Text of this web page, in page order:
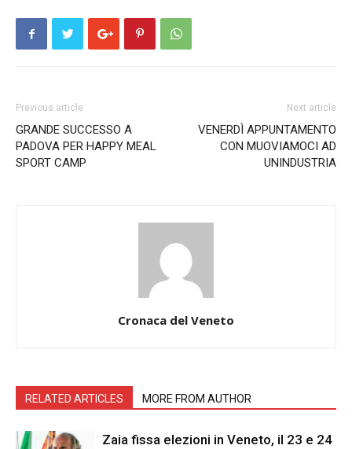
Previous article
GRANDE SUCCESSO A
PADOVA PER HAPPY MEAL
SPORT CAMP
Next article
VENERDÌ APPUNTAMENTO
CON MUOVIAMOCI AD
UNINDUSTRIA
Cronaca del Veneto
RELATED ARTICLES MORE FROM AUTHOR
Zaia fissa elezioni in Veneto, il 23 e 24